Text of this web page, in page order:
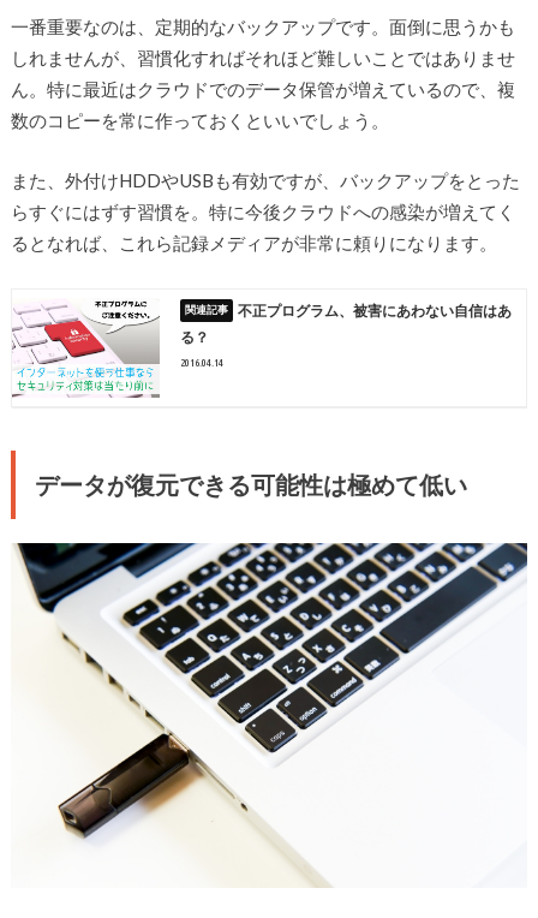
一番重要なのは、定期的なバックアップです。面倒に思うかも
しれませんが、習慣化すればそれほど難しいことではありませ
ん。特に最近はクラウドでのデータ保管が増えているので、複
数のコピーを常に作っておくといいでしょう。
また、外付けHDDやUSBも有効ですが、バックアップをとった
らすぐにはずす習慣を。特に今後クラウドへの感染が増えてく
るとなれば、これら記録メディアが非常に頼りになります。
不正プログラム、被害にあわない自信はあ
る？
2016.04.14
データが復元できる可能性は極めて低い